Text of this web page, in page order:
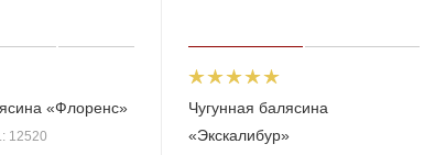
«Флоренс»
12520
Чугунная балясина
«Экскалибур»